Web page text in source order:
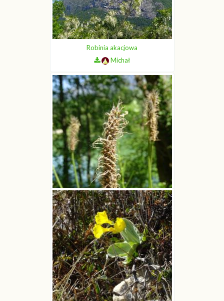
Robinia akacjowa
Michał
Babka lancetowata
Michał